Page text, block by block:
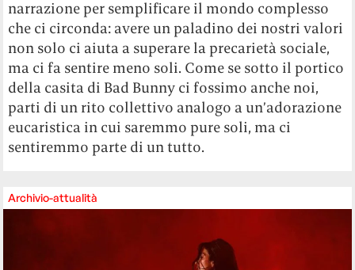
narrazione per semplificare il mondo complesso
che ci circonda: avere un paladino dei nostri valori
non solo ci aiuta a superare la precarietà sociale,
ma ci fa sentire meno soli. Come se sotto il portico
della casita di Bad Bunny ci fossimo anche noi,
parti di un rito collettivo analogo a un’adorazione
eucaristica in cui saremmo pure soli, ma ci
sentiremmo parte di un tutto.
Archivio-attualità